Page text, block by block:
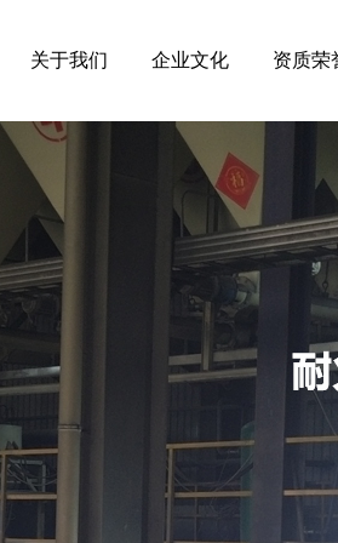
关于我们 企业文化 资质荣